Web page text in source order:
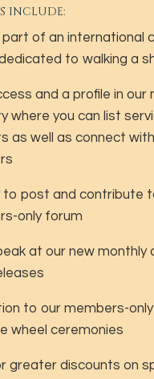
INCLUDE:
part of an international
to walking a
and a profile in our
where you can list
as well as connect
to post and contribute
only forum
at our new monthly
to our members-
wheel ceremonies
greater discounts on